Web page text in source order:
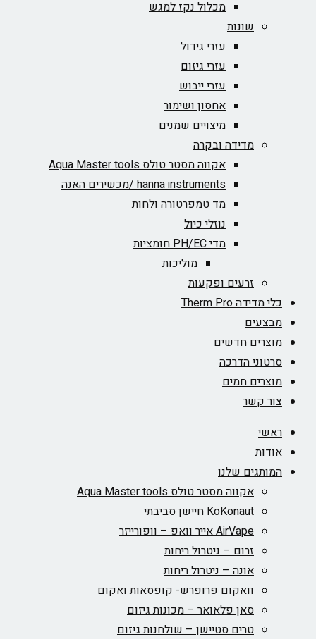
מכלול נקז למגש
שונות
עזרי גידול
עזרי גיזום
עזרי ייבוש
אחסון ושימור
מיצויים שמנים
מדידה ובקרה
אקווה מסטר טולס Aqua Master tools
hanna instruments /מכשירים האנה
מד טמפרטורה ולחות
נוזלי כיול
מדי PH/EC חומציות
מוליכות
זרעים ופקעות
כלי מדידה Therm Pro
מבצעים
מוצרים חדשים
סרטוני הדרכה
מוצרים חמים
צור קשר
ראשי
אודות
המותגים שלנו
אקווה מסטר טולס Aqua Master tools
KoKonaut חיישן סביבתי
AirVape אייר וואפ – וופורייזר
זרום – ניטרול ריחות
אונה – ניטרול ריחות
וואקום פרופרש- קופסאות ואקום
סאן פלאואר – מכונות גיזום
טרים סטיישן – שולחנות גיזום